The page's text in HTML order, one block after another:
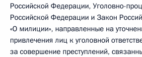
Российской Федерации, Уголовно-
Российской Федерации и Закон
«О милиции», направленные на
привлечения лиц к уголовной
за совершение преступлений,